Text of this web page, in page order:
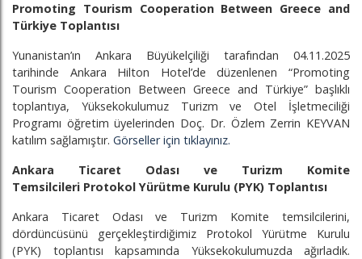
Promoting Tourism Cooperation Between Greece and
Türkiye Toplantısı
Yunanistan’ın Ankara Büyükelçiliği tarafından 04.11.2025
tarihinde Ankara Hilton Hotel’de düzenlenen “Promoting
Tourism Cooperation Between Greece and Türkiye” başlıklı
toplantıya, Yüksekokulumuz Turizm ve Otel İşletmeciliği
Programı öğretim üyelerinden Doç. Dr. Özlem Zerrin KEYVAN
katılım sağlamıştır. Görseller için tıklayınız.
Ankara Ticaret Odası ve Turizm Komite
Temsilcileri Protokol Yürütme Kurulu (PYK) Toplantısı
Ankara Ticaret Odası ve Turizm Komite temsilcilerini,
dördüncüsünü gerçekleştirdiğimiz Protokol Yürütme Kurulu
(PYK) toplantısı kapsamında Yüksekokulumuzda ağırladık.